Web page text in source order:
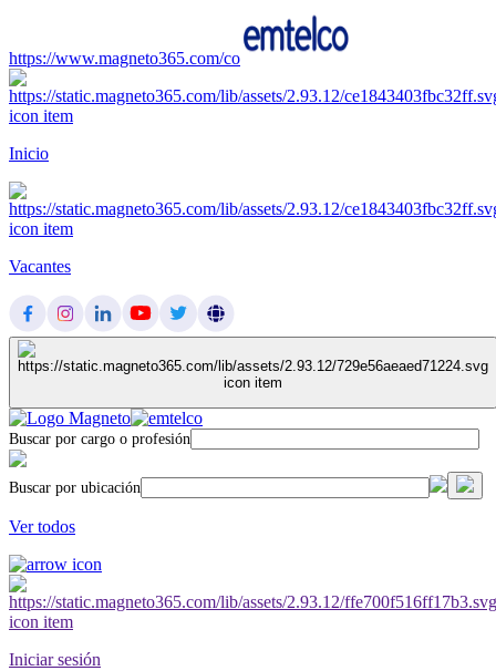
https://www.magneto365.com/co
Inicio
Vacantes
Buscar por cargo o profesión
Buscar por ubicación
Ver todos
Iniciar sesión